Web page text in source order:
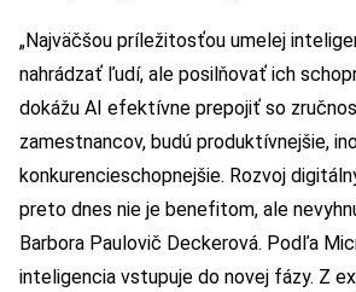
„Najväčšou príležitosťou umelej
nahrádzať ľudí, ale posilňovať ich
dokážu AI efektívne prepojiť so
zamestnancov, budú produktívnejšie,
konkurencieschopnejšie. Rozvoj
preto dnes nie je benefitom, ale
Barbora Paulovič Deckerová. Podľa
inteligencia vstupuje do novej fázy. Z